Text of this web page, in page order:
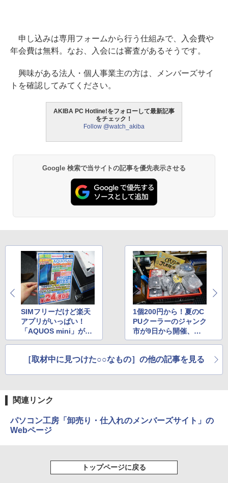
申し込みは専用フォームから行う仕組みで、入会費や
年会費は無料。なお、入会には審査があるそうです。
興味がある法人・個人事業主の方は、メンバーズサイ
トを確認してみてください。
AKIBA PC Hotline!をフォローして最新記事
をチェック！
Follow @watch_akiba
Google 検索で当サイトの記事を優先表示させる
SIMフリーだけど楽天
アプリがいっぱい！
「AQUOS mini」が大
量セール中
1個200円から！夏のC
PUクーラーのジャンク
市が9日から開催、ツ
クモ
［取材中に見つけた○○なもの］の他の記事を見る
関連リンク
パソコン工房「卸売り・仕入れのメンバーズサイト」の
Webページ
トップページに戻る